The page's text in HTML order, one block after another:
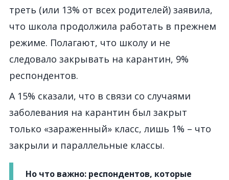
треть (или 13% от всех родителей) заявила,
что школа продолжила работать в прежнем
режиме. Полагают, что школу и не
следовало закрывать на карантин, 9%
респондентов.
А 15% сказали, что в связи со случаями
заболевания на карантин был закрыт
только «зараженный» класс, лишь 1% – что
закрыли и параллельные классы.
Но что важно: респондентов, которые